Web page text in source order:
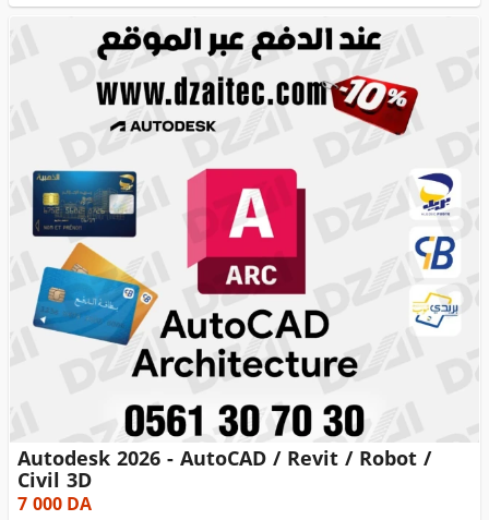
Autodesk 2026 - AutoCAD / Revit / Robot /
Civil 3D
7 000DA